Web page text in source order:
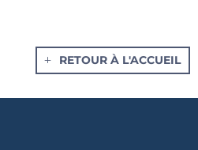
RETOUR À L'ACCUEIL